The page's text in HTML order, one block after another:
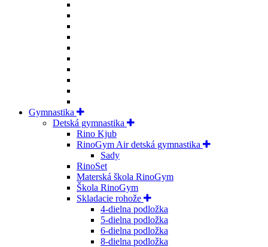
Gymnastika
Detská gymnastika
Rino Kjub
RinoGym Air detská gymnastika
Sady
RinoSet
Materská škola RinoGym
Škola RinoGym
Skladacie rohože
4-dielna podložka
5-dielna podložka
6-dielna podložka
8-dielna podložka